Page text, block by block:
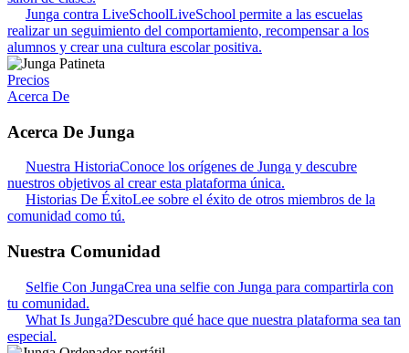
Junga contra LiveSchoolLiveSchool permite a las escuelas
realizar un seguimiento del comportamiento, recompensar a los
alumnos y crear una cultura escolar positiva.
Precios
Acerca De
Acerca De Junga
Nuestra HistoriaConoce los orígenes de Junga y descubre
nuestros objetivos al crear esta plataforma única.
Historias De ÉxitoLee sobre el éxito de otros miembros de la
comunidad como tú.
Nuestra Comunidad
Selfie Con JungaCrea una selfie con Junga para compartirla con
tu comunidad.
What Is Junga?Descubre qué hace que nuestra plataforma sea tan
especial.